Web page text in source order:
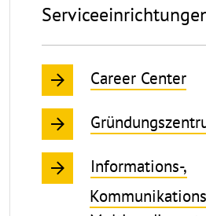
Career Center
Informations-,